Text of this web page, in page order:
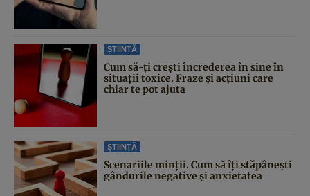
ȘTIINȚĂ
Cum să-ți crești încrederea în sine în
situații toxice. Fraze și acțiuni care
chiar te pot ajuta
ȘTIINȚĂ
Scenariile minții. Cum să îți stăpânești
gândurile negative și anxietatea